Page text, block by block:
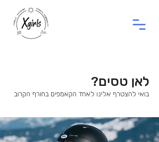
לאן טסים?
בואי להצטרף אלינו לאחד הקאמפים בחורף הקרוב